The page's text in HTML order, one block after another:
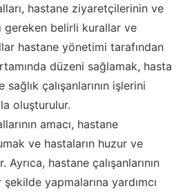
hastane ziyaretçilerinin ve
gereken belirli kurallar ve
hastane yönetimi tarafından
düzeni sağlamak, hasta
çalışanlarının işlerini
oluşturulur.
amacı, hastane
ve hastaların huzur ve
hastane çalışanlarının
yapmalarına yardımcı